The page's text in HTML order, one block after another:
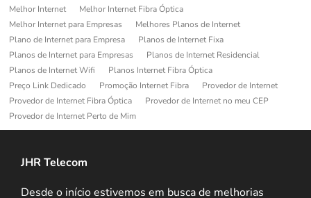
Melhor Internet
Melhor Internet Fibra Óptica
Melhor Internet para Empresas
Melhores Planos de Internet
Plano de Internet para Empresa
Planos de Internet Fixa
Planos de Internet para Empresas
Planos de Internet Residencial
Planos de Internet Wifi
Planos Internet Fibra Óptica
Preço Link Dedicado
Promoção Internet Fibra
Provedor de Internet
Provedor de Internet Fibra Óptica
Provedor de Internet no meu CEP
Provedor de Internet Perto de Mim
JHR Telecom
Desde o início estivemos em busca de melhorias